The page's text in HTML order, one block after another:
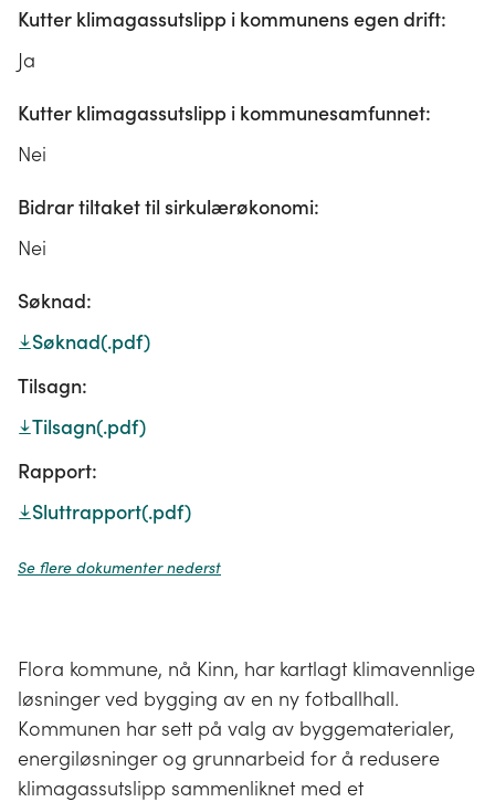
Kutter klimagassutslipp i kommunens egen drift:
Ja
Kutter klimagassutslipp i kommunesamfunnet:
Nei
Bidrar tiltaket til sirkulærøkonomi:
Nei
Søknad:
Søknad(.pdf)
Tilsagn:
Tilsagn(.pdf)
Rapport:
Sluttrapport(.pdf)
Se flere dokumenter nederst
Flora kommune, nå Kinn, har kartlagt klimavennlige
løsninger ved bygging av en ny fotballhall.
Kommunen har sett på valg av byggematerialer,
energiløsninger og grunnarbeid for å redusere
klimagassutslipp sammenliknet med et